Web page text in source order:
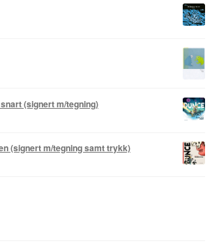
(signert m/tegning)
(signert m/tegning samt trykk)